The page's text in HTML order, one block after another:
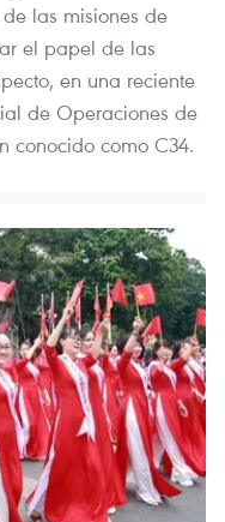
las misiones de
el papel de las
en una reciente
de Operaciones de
conocido como C34.